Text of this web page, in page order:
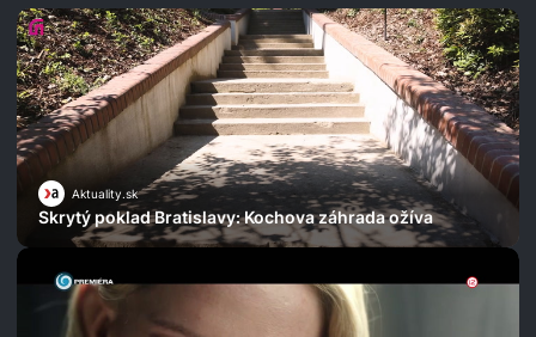
Aktuality.sk
Skrytý poklad Bratislavy: Kochova záhrada ožíva